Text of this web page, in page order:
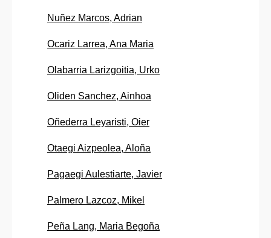
Nuñez Marcos, Adrian
Ocariz Larrea, Ana Maria
Olabarria Larizgoitia, Urko
Oliden Sanchez, Ainhoa
Oñederra Leyaristi, Oier
Otaegi Aizpeolea, Aloña
Pagaegi Aulestiarte, Javier
Palmero Lazcoz, Mikel
Peña Lang, Maria Begoña